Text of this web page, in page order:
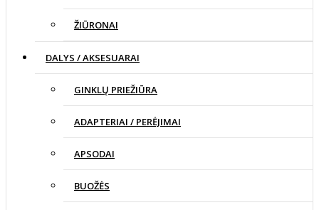
ŽIŪRONAI
DALYS / AKSESUARAI
GINKLŲ PRIEŽIŪRA
ADAPTERIAI / PERĖJIMAI
APSODAI
BUOŽĖS